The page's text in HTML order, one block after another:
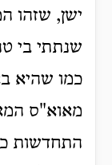
ישן, שזהו
שנתתי בי
כמו שהיא
מאוא"ס
התחדשות